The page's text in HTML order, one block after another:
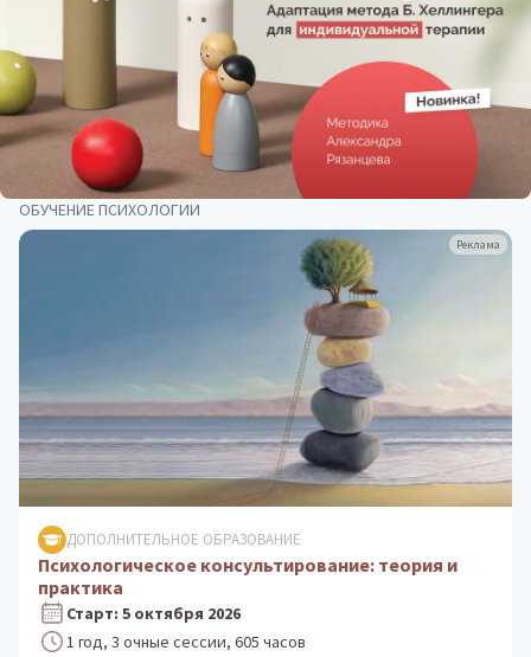
ОБУЧЕНИЕ ПСИХОЛОГИИ
Реклама
ДОПОЛНИТЕЛЬНОЕ ОБРАЗОВАНИЕ
Психологическое консультирование: теория и
практика
Старт: 5 октября 2026
1 год, 3 очные сессии, 605 часов